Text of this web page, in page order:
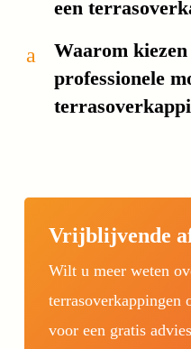
een
a
Waarom
professionele
Vrijblijvende
Wilt u meer weten
terrasoverkappingen
voor een gratis